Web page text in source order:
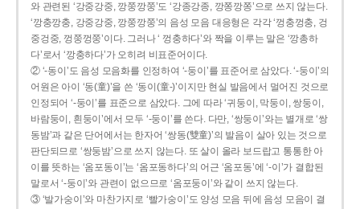
와 관련된 ‘강중강중, 깡쭝깡쭝’도 ‘강종강종, 깡쫑깡쫑’으로 쓰지 않는다.
‘깡충깡충, 강중강중, 깡쭝깡쭝’의 음성 모음 대응형은 각각 ‘껑충껑충, 겅
중겅중, 껑쭝껑쭝’이다. 그러나 ‘ 껑충하다’와 짝을 이루는 말은 ‘깡총하
다’로서 ‘깡충하다’가 오히려 비표준어이다.
② ‘-동이’도 음성 모음화를 인정하여 ‘-둥이’를 표준어로 삼았다. ‘-둥이’의
어원은 아이 ‘동(童)’을 쓴 ‘동이(童-)’이지만 현실 발음에서 멀어진 것으로
인정되어 ‘-둥이’를 표준으로 삼았다. 그에 따라 ‘귀둥이, 막둥이, 쌍둥이,
바람둥이, 흰둥이’에서 모두 ‘-둥이’를 쓴다. 다만, ‘쌍둥이’와는 별개로 ‘쌍
동밤’과 같은 단어에서는 한자어 ‘쌍동(雙童)’의 발음이 살아 있는 것으로
판단되므로 ‘쌍둥밤’으로 쓰지 않는다. 또 살이 올라 보드랍고 통통한 아
이를 뜻하는 ‘옴포동이’는 ‘옴포동하다’의 어근 ‘옴포동’에 ‘-이’가 결합된
말로서 ‘-둥이’와 관련이 없으므로 ‘옴포둥이’와 같이 쓰지 않는다.
③ ‘발가숭이’와 마찬가지로 ‘빨가숭이’도 양성 모음 뒤에 음성 모음이 결